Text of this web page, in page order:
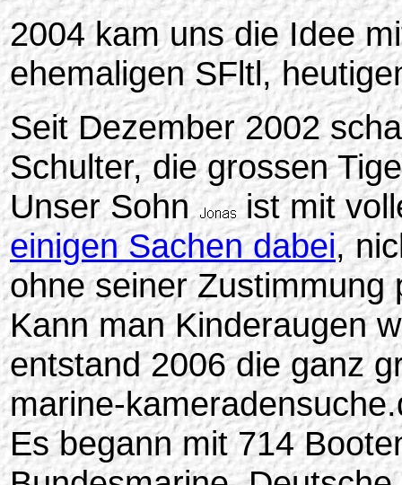
2004 kam uns die Idee
ehemaligen SFltl,
Seit Dezember 2002
Schulter, die grossen
Unser Sohn
ist mit
einigen Sachen dabei,
ohne seiner Zustimmung
Kann man Kinderaugen
entstand 2006 die ganz
marine-
Es begann mit 714